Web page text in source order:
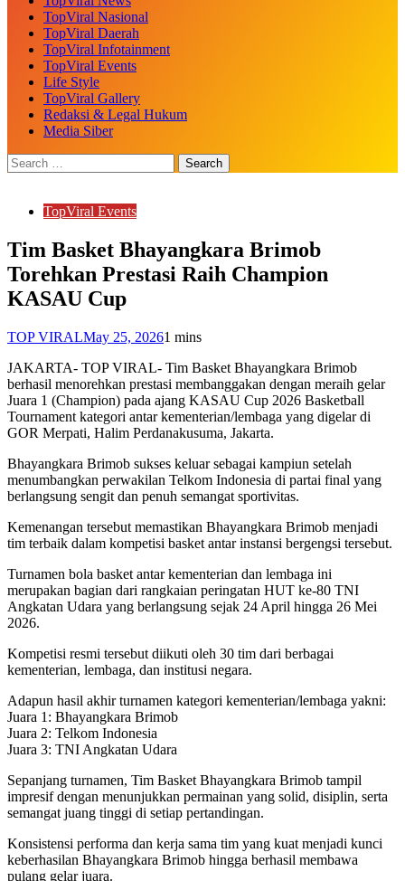
TopViral Nasional
TopViral Daerah
TopViral Infotainment
TopViral Events
Life Style
TopViral Gallery
Redaksi & Legal Hukum
Media Siber
TopViral Events
Tim Basket Bhayangkara Brimob
Torehkan Prestasi Raih Champion
KASAU Cup
TOP VIRALMay 25, 20261 mins
JAKARTA- TOP VIRAL- Tim Basket Bhayangkara Brimob
berhasil menorehkan prestasi membanggakan dengan meraih gelar
Juara 1 (Champion) pada ajang KASAU Cup 2026 Basketball
Tournament kategori antar kementerian/lembaga yang digelar di
GOR Merpati, Halim Perdanakusuma, Jakarta.
Bhayangkara Brimob sukses keluar sebagai kampiun setelah
menumbangkan perwakilan Telkom Indonesia di partai final yang
berlangsung sengit dan penuh semangat sportivitas.
Kemenangan tersebut memastikan Bhayangkara Brimob menjadi
tim terbaik dalam kompetisi basket antar instansi bergengsi tersebut.
Turnamen bola basket antar kementerian dan lembaga ini
merupakan bagian dari rangkaian peringatan HUT ke-80 TNI
Angkatan Udara yang berlangsung sejak 24 April hingga 26 Mei
2026.
Kompetisi resmi tersebut diikuti oleh 30 tim dari berbagai
kementerian, lembaga, dan institusi negara.
Adapun hasil akhir turnamen kategori kementerian/lembaga yakni:
Juara 1: Bhayangkara Brimob
Juara 2: Telkom Indonesia
Juara 3: TNI Angkatan Udara
Sepanjang turnamen, Tim Basket Bhayangkara Brimob tampil
impresif dengan menunjukkan permainan yang solid, disiplin, serta
semangat juang tinggi di setiap pertandingan.
Konsistensi performa dan kerja sama tim yang kuat menjadi kunci
keberhasilan Bhayangkara Brimob hingga berhasil membawa
pulang gelar juara.